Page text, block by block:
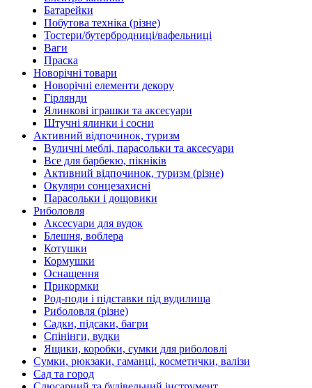
Батарейки
Побутова техніка (різне)
Тостери/бутербродниці/вафельниці
Ваги
Праска
Новорічні товари
Новорічні елементи декору
Гірлянди
Ялинкові іграшки та аксесуари
Штучні ялинки і сосни
Активний відпочинок, туризм
Вуличні меблі, парасольки та аксесуари
Все для барбекю, пікніків
Активний відпочинок, туризм (різне)
Окуляри сонцезахисні
Парасольки і дощовики
Риболовля
Аксесуари для вудок
Блешня, воблера
Котушки
Кормушки
Оснащення
Прикормки
Род-поди і підставки під вудилища
Риболовля (різне)
Садки, підсаки, багри
Спінінги, вудки
Ящики, коробки, сумки для риболовлі
Сумки, рюкзаки, гаманці, косметички, валізи
Сад та город